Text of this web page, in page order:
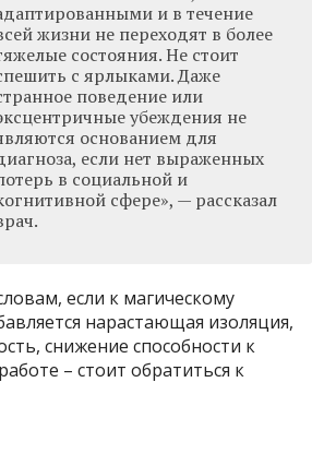
и в течение
жизни не переходят в более
состояния. Не стоит
с ярлыками. Даже
поведение или
убеждения не
основанием для
если нет выраженных
в социальной и
сфере», — рассказал
если к магическому
нарастающая изоляция,
снижение способности к
– стоит обратиться к